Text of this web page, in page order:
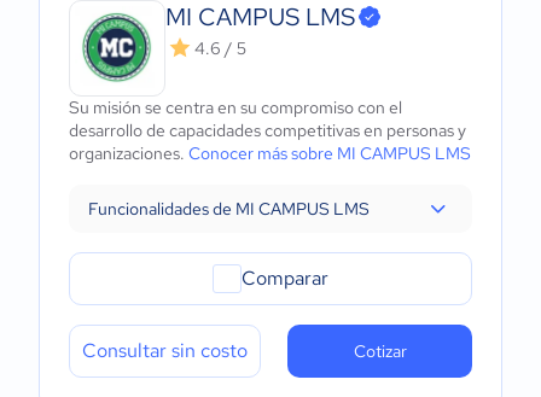
MI CAMPUS LMS
4.6 / 5
Su misión se centra en su compromiso con el
desarrollo de capacidades competitivas en personas y
organizaciones. Conocer más sobre MI CAMPUS LMS
Funcionalidades de MI CAMPUS LMS
Comparar
Consultar sin costo Cotizar